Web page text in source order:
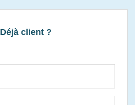
Déjà client ?